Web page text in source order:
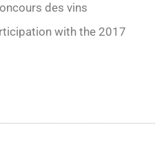
des vins
with the 2017